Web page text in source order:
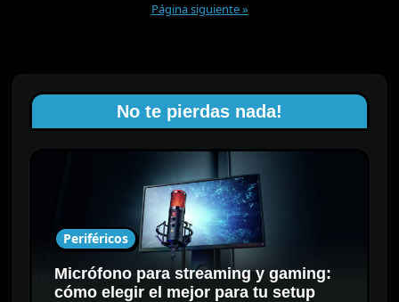
Página siguiente »
No te pierdas nada!
Periféricos
Micrófono para streaming y gaming:
cómo elegir el mejor para tu setup